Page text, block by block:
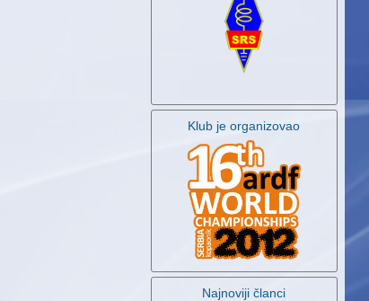
Klub je organizovao
Najnoviji članci